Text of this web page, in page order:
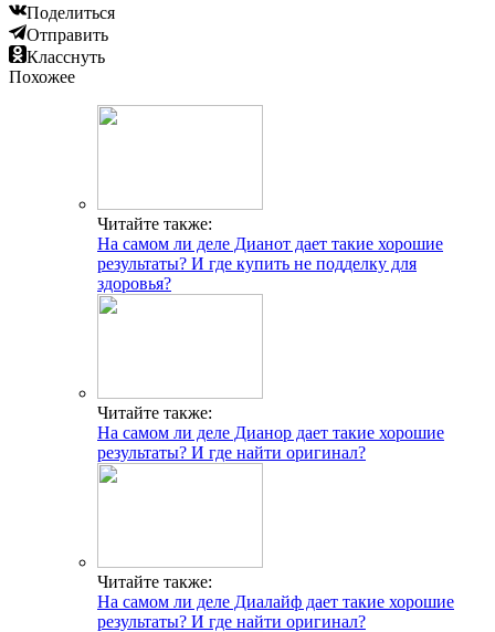
Поделиться
Отправить
Класснуть
Похожее
Читайте также:
На самом ли деле Дианот дает такие хорошие
результаты? И где купить не подделку для
здоровья?
Читайте также:
На самом ли деле Дианор дает такие хорошие
результаты? И где найти оригинал?
Читайте также:
На самом ли деле Диалайф дает такие хорошие
результаты? И где найти оригинал?